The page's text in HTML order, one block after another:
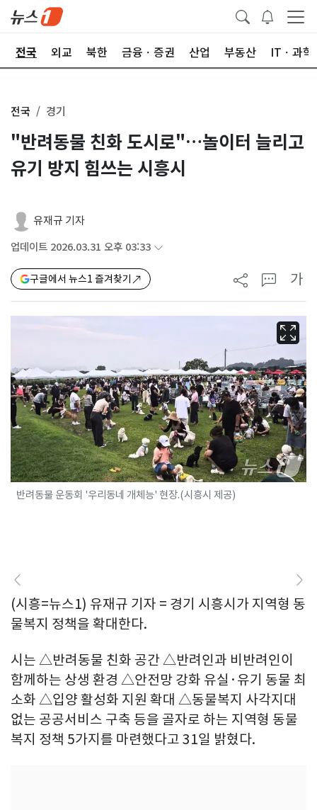
전국 외교 북한 금융ㆍ증권 산업 부동산 ITㆍ과학
전국 경기
"반려동물 친화 도시로"…놀이터 늘리고
유기 방지 힘쓰는 시흥시
유재규 기자
업데이트 2026.03.31 오후 03:33
구글에서 뉴스1 즐겨찾기 가
반려동물 운동회 '우리동네 개체능' 현장.(시흥시 제공)
(시흥=뉴스1) 유재규 기자 = 경기 시흥시가 지역형 동
물복지 정책을 확대한다.
시는 △반려동물 친화 공간 △반려인과 비반려인이
함께하는 상생 환경 △안전망 강화 유실·유기 동물 최
소화 △입양 활성화 지원 확대 △동물복지 사각지대
없는 공공서비스 구축 등을 골자로 하는 지역형 동물
복지 정책 5가지를 마련했다고 31일 밝혔다.